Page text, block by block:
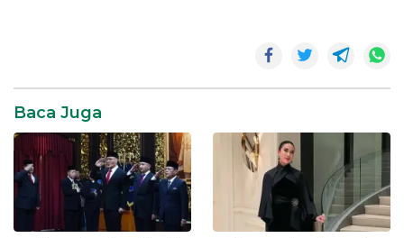
News
SR28
Viral
Baca Juga